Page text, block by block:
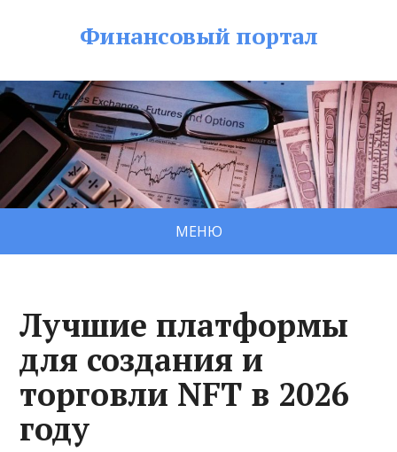
Финансовый портал
МЕНЮ
Лучшие платформы
для создания и
торговли NFT в 2026
году